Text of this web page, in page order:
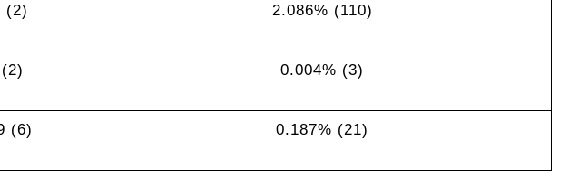
(2) 2.086% (110)
0.004% (3)
(6) 0.187% (21)